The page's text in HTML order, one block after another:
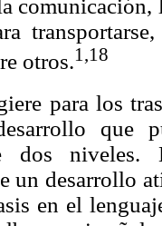
comunicación,
otros.1,18
para los
que
dos
un desarrollo
en el